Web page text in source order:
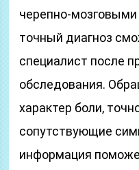
черепно-
точный диагноз
специалист после
обследования.
характер боли,
сопутствующие
информация